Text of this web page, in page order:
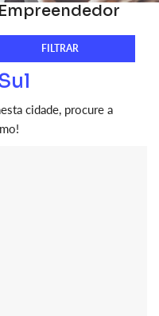
cidade, procure a